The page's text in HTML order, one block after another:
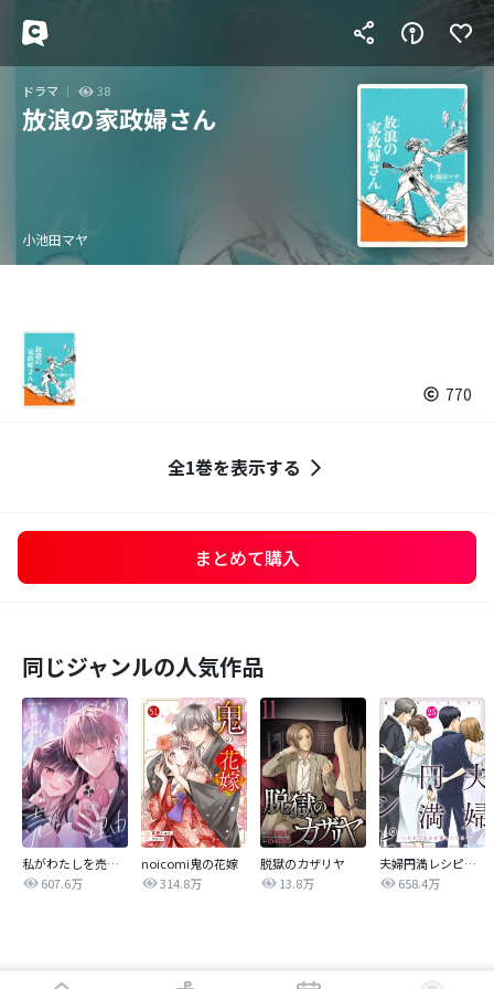
ドラマ 38
放浪の家政婦さん
小池田マヤ
770
全1巻を表示する
まとめて購入
同じジャンルの人気作品
私がわたしを売る理由
607.6万
noicomi鬼の花嫁
314.8万
脱獄のカザリヤ
13.8万
夫婦円満レシピ～それでも夫を愛している～
658.4万